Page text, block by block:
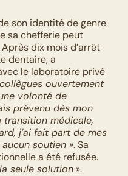
son identité de genre
sa chefferie peut
dix mois d’arrêt
dentaire, a
le laboratoire privé
ouvertement
volonté de
prévenu dès mon
transition médicale,
j’ai fait part de mes
soutien ». Sa
a été refusée.
seule solution ».